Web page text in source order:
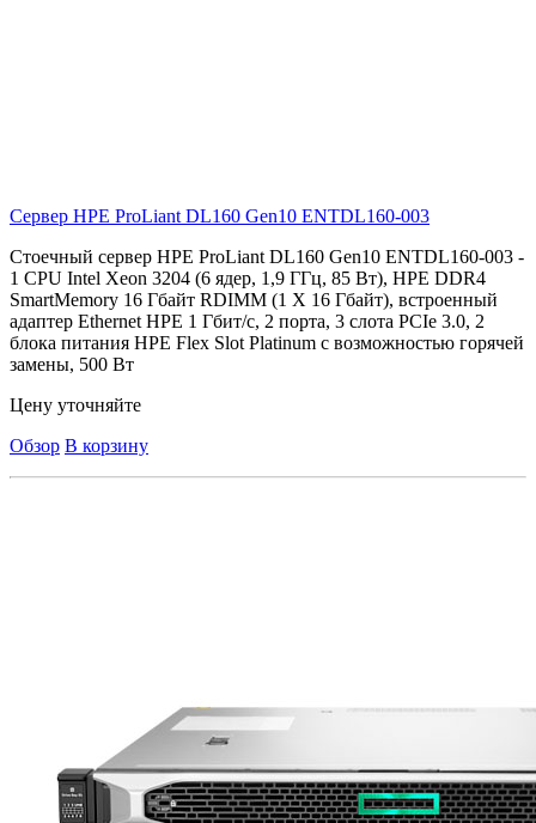
Сервер HPE ProLiant DL160 Gen10 ENTDL160-003
Стоечный сервер HPE ProLiant DL160 Gen10 ENTDL160-003 -
1 CPU Intel Xeon 3204 (6 ядер, 1,9 ГГц, 85 Вт), HPE DDR4
SmartMemory 16 Гбайт RDIMM (1 X 16 Гбайт), встроенный
адаптер Ethernet HPE 1 Гбит/с, 2 порта, 3 слота PCIe 3.0, 2
блока питания HPE Flex Slot Platinum с возможностью горячей
замены, 500 Вт
Цену уточняйте
Обзор В корзину